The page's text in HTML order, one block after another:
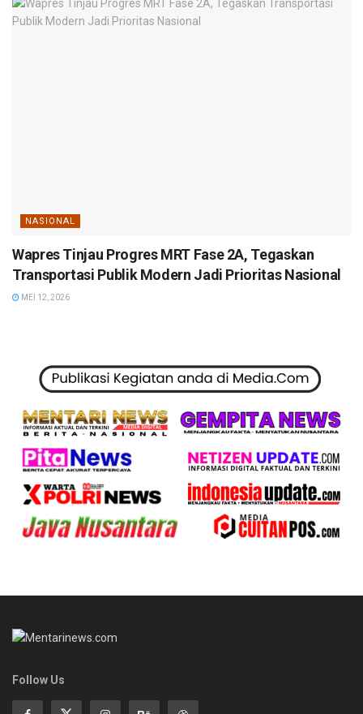
NASIONAL
Wapres Tinjau Progres MRT Fase 2A, Tegaskan
Transportasi Publik Modern Jadi Prioritas Nasional
MEI 12, 2026
Follow Us